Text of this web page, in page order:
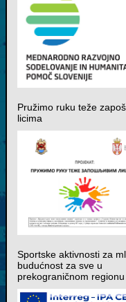
Pružimo ruku teže
licima
Sportske aktivnosti za
budućnost za sve u
prekograničnom regionu